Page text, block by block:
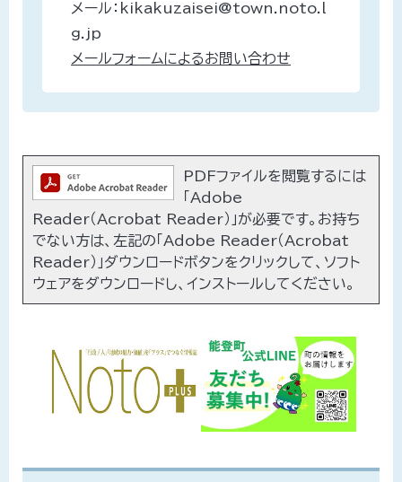
メール：kikakuzaisei@town.noto.l
g.jp
メールフォームによるお問い合わせ
PDFファイルを閲覧するには
「Adobe
Reader（Acrobat Reader）」が必要です。お持ち
でない方は、左記の「Adobe Reader（Acrobat
Reader）」ダウンロードボタンをクリックして、ソフト
ウェアをダウンロードし、インストールしてください。